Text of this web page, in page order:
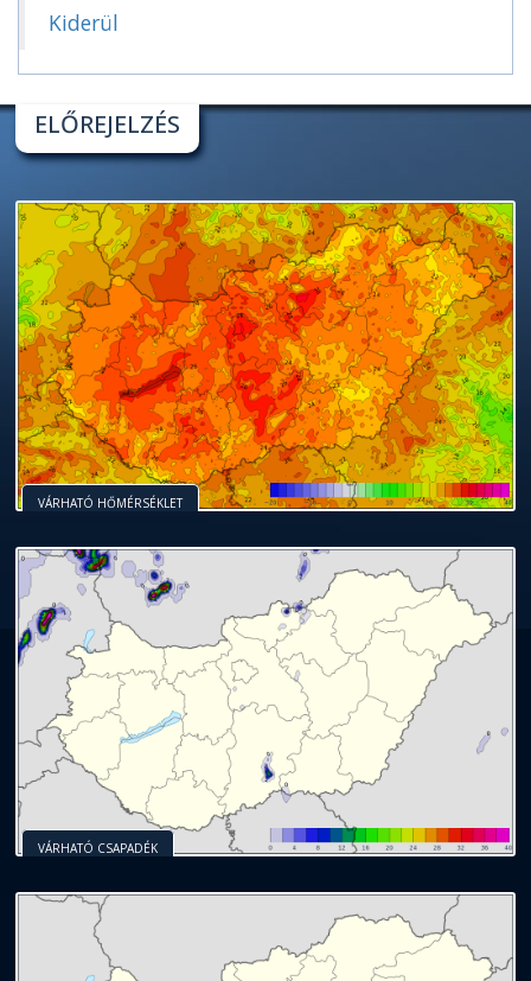
Kiderül
ELŐREJELZÉS
VÁRHATÓ HŐMÉRSÉKLET
VÁRHATÓ CSAPADÉK